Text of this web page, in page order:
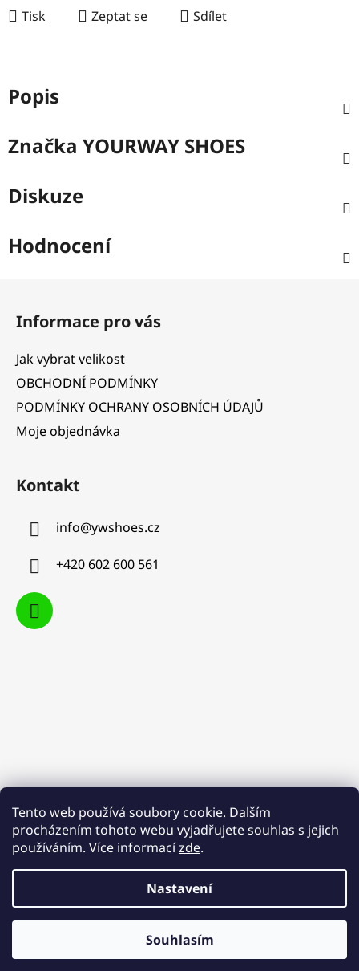
Tento web používá soubory cookie. Dalším
procházením tohoto webu vyjadřujete souhlas s jejich
používáním. Více informacízde.
Nastavení
Souhlasím
Tisk Zeptat se Sdílet
Popis
Značka YOURWAY SHOES
Diskuze
Hodnocení
Informace pro vás
Jak vybrat velikost
OBCHODNÍ PODMÍNKY
PODMÍNKY OCHRANY OSOBNÍCH ÚDAJŮ
Moje objednávka
Kontakt
info@ywshoes.cz
+420 602 600 561
Vytvořil Shoptet
YOURWAY SHOES
vyhrazena.